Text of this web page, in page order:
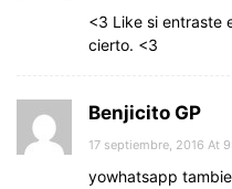
<3 Like si entraste
cierto. <3
Benjicito GP
17 septiembre, 2016 At
yowhatsapp